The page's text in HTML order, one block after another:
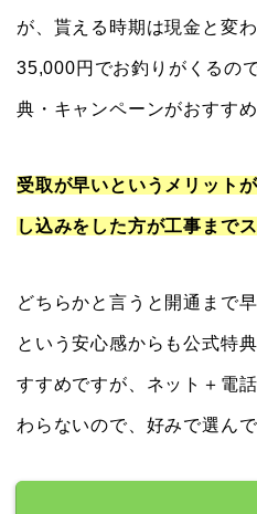
が、貰える時期は現金と変
35,000円でお釣りがくるの
典・キャンペーンがおすすめ
受取が早いというメリット
し込みをした方が工事まで
どちらかと言うと開通まで
という安心感からも公式特
すすめですが、ネット＋電
わらないので、好みで選ん